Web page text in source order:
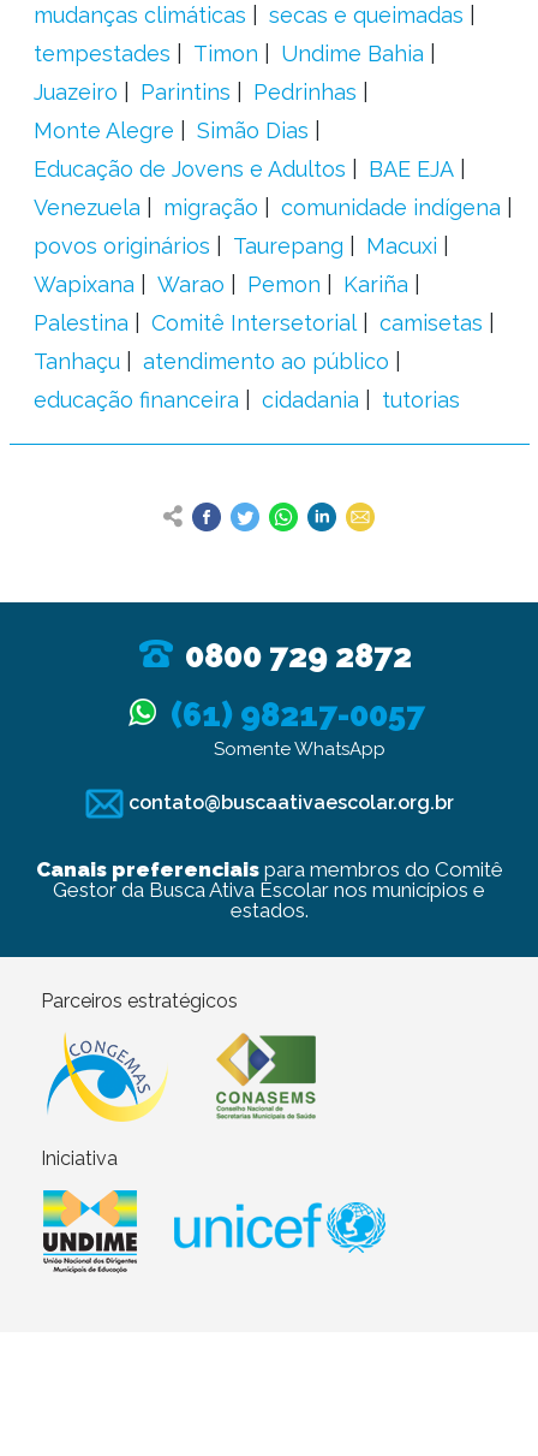
mudanças climáticas
secas e queimadas
tempestades
Timon
Undime Bahia
Juazeiro
Parintins
Pedrinhas
Monte Alegre
Simão Dias
Educação de Jovens e Adultos
BAE EJA
Venezuela
migração
comunidade indígena
povos originários
Taurepang
Macuxi
Wapixana
Warao Pemon
Kariña
Palestina
Comitê Intersetorial
camisetas
Tanhaçu
atendimento ao público
educação financeira
cidadania tutorias
0800 729 2872
(61) 98217-0057
Somente WhatsApp
contato@buscaativaescolar.org.br
Canais preferenciaispara membros do Comitê
Gestor da Busca Ativa Escolar nos municípios e
estados.
Parceiros estratégicos
Iniciativa